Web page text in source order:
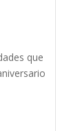
que